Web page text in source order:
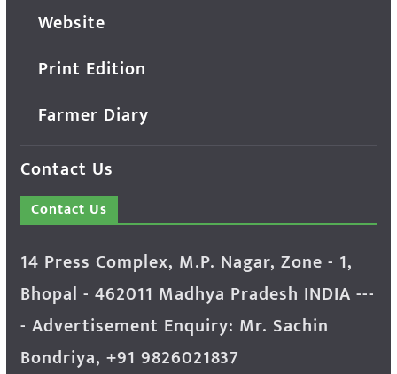
Website
Print Edition
Farmer Diary
Contact Us
Contact Us
14 Press Complex, M.P. Nagar, Zone - 1,
Bhopal - 462011 Madhya Pradesh INDIA ---
- Advertisement Enquiry: Mr. Sachin
Bondriya, +91 9826021837